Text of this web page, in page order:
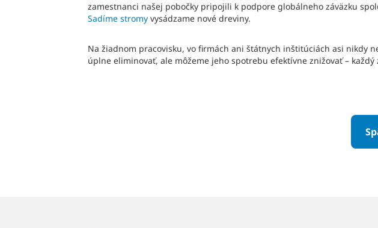
zamestnanci našej pobočky pripojili k podpore globálneho záväzku
Sadíme stromy vysádzame nové dreviny.
Na žiadnom pracovisku, vo firmách ani štátnych inštitúciách asi nikdy
úplne eliminovať, ale môžeme jeho spotrebu efektívne znižovať –